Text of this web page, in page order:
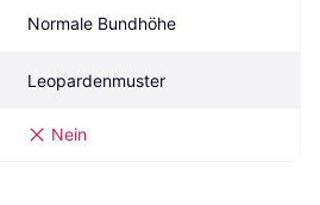
Normale Bundhöhe
Leopardenmuster
Nein